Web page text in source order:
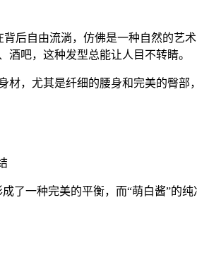
后自由流淌，仿佛是一种自然的艺
吧，这种发型总能让人目不转睛。
，尤其是纤细的腰身和完美的臀部
了一种完美的平衡，而“萌白酱”的